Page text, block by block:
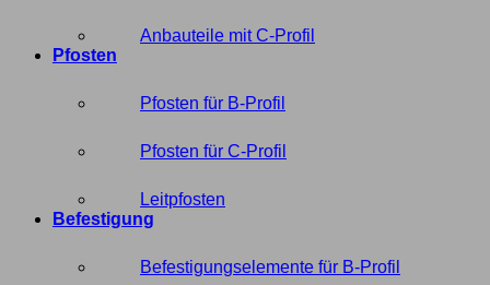
Anbauteile mit C-Profil
Pfosten
Pfosten für B-Profil
Pfosten für C-Profil
Leitpfosten
Befestigung
Befestigungselemente für B-Profil